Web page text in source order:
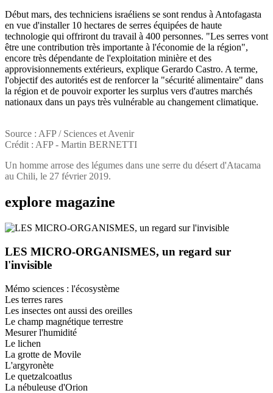
Début mars, des techniciens israéliens se sont rendus à Antofagasta
en vue d'installer 10 hectares de serres équipées de haute
technologie qui offriront du travail à 400 personnes. "Les serres vont
être une contribution très importante à l'économie de la région",
encore très dépendante de l'exploitation minière et des
approvisionnements extérieurs, explique Gerardo Castro. A terme,
l'objectif des autorités est de renforcer la "sécurité alimentaire" dans
la région et de pouvoir exporter les surplus vers d'autres marchés
nationaux dans un pays très vulnérable au changement climatique.
Source : AFP / Sciences et Avenir
Crédit : AFP - Martin BERNETTI
Un homme arrose des légumes dans une serre du désert d'Atacama
au Chili, le 27 février 2019.
explore magazine
LES MICRO-ORGANISMES, un regard sur
l'invisible
Mémo sciences : l'écosystème
Les terres rares
Les insectes ont aussi des oreilles
Le champ magnétique terrestre
Mesurer l'humidité
Le lichen
La grotte de Movile
L'argyronète
Le quetzalcoatlus
La nébuleuse d'Orion